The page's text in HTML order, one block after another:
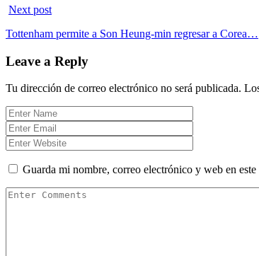
Next post
Tottenham permite a Son Heung-min regresar a Corea…
Leave a Reply
Tu dirección de correo electrónico no será publicada.
Guarda mi nombre, correo electrónico y web en